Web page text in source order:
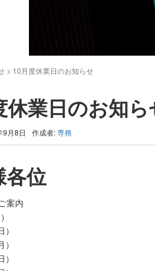
> 10月度休業日のお知らせ
休業日のお知
9月8日 作成者:専務
各位
案内